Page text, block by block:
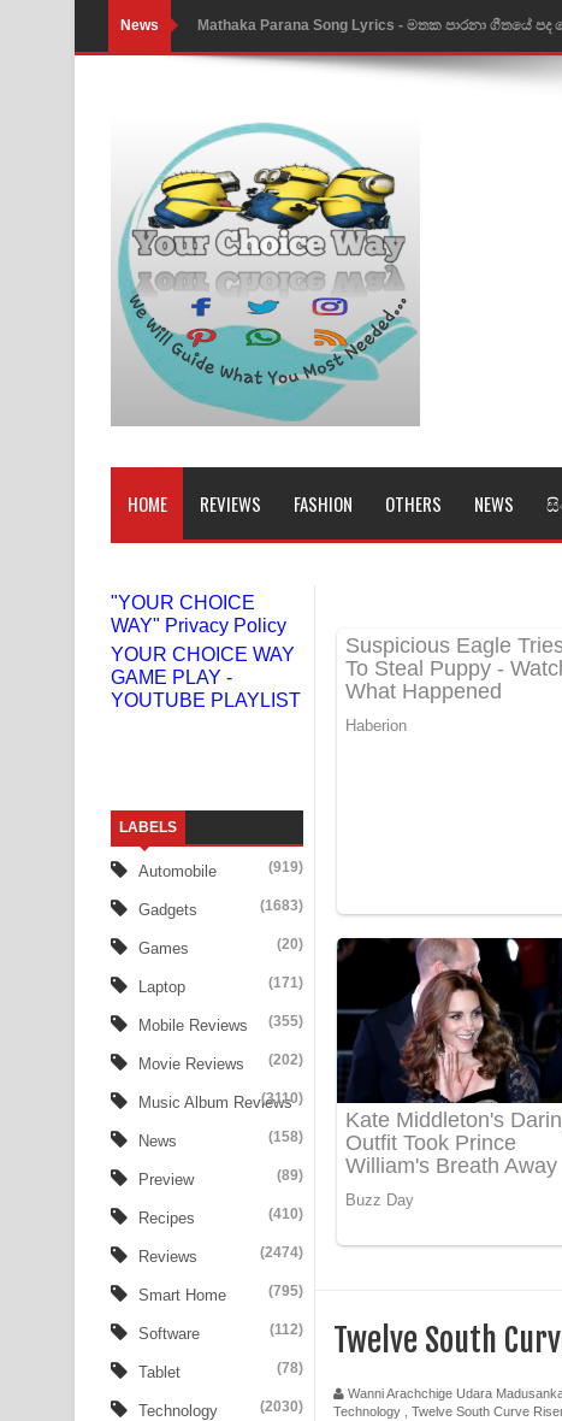
News Nimnadhen Song Lyrics - නිම්නාදෙන් ගීතයේ පද පෙළ
Obamai Mage Adare Song Lyrics - ඔබමයි මගේ ආදරේ
Pansal Gihin Song Lyrics - පන්සල් ගිහිං ගීතයේ පද පෙළ
Ankeliya Song Lyrics - අංකෙළිය ගීතයේ පද පෙළ
DEAR GOD Song Lyrics - ඩියර් ගෝඩ් ගීතයේ පද පෙළ
MANAMALA KATHA Song Lyrics - මනමාල කතා ගීතයේ
Dai Dai Lyrics - Shakira, Burna Boy | 2026 football
Lassana Amma Song Lyrics - ලස්සන අම්මා ගීතයේ පද
Gemak Deela Song Lyrics - ගේමක් දීලා ගීතයේ පද පෙළ
Doni Song Lyrics - දෝණි ගීතයේ පද පෙළ
Benthara Palame Song Lyrics - බෙන්තර පාලමේ
Sanda Babalena Song Lyrics - සඳ බැබලෙන ගීතයේ පද
Adare Wadi Nisa Song Lyrics - ආදරේ වැඩි නිසා ගීතයේ
Tharu Yaye Dilena Song Lyrics - තරු යායේ දිලෙනා
Ow Man Sosa Song Lyrics - ඔව් මං සෝසා ගීතයේ පද
Heavy Weight Song Lyrics
Aye Lanweela Song Lyrics - ආයේ ලංවීලා ගීතයේ පද පෙළ
Ala purannata Song Lyrics - ආල පුරන්නට ගීතයේ පද
BTS : Hooligan Lyrics
Apa Hamuwee Song Lyrics - අප හමුවී ගීතයේ පද පෙළ
PATHINIYE Song Lyrics - පතිනියනේ ගීතයේ පද පෙළ
Sorry Sir Song Lyrics - සොරි සර් ගීතයේ පද පෙළ
HOME REVIEWS FASHION OTHERS NEWS
"YOUR CHOICE
WAY" Privacy Policy
YOUR CHOICE WAY
GAME PLAY -
YOUTUBE PLAYLIST
LABELS
Automobile (919)
Gadgets (1683)
Games (20)
Laptop (171)
Mobile Reviews (355)
Movie Reviews (202)
Music Album Reviews
(3110)
News (158)
Preview (89)
Recipes (410)
Reviews (2474)
Smart Home (795)
Software (112)
Tablet (78)
Technology (2030)
Twelve South
Wanni Arachchige Udara
Technology
Twelve South Curve